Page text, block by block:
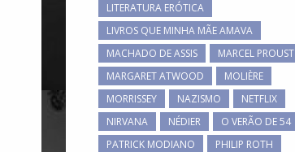
LITERATURA ERÓTICA
LIVROS QUE MINHA MÃE AMAVA
MACHADO DE ASSIS
MARCEL PROUST
MARGARET ATWOOD
MOLIÈRE
MORRISSEY
NAZISMO
NETFLIX
NIRVANA
NÉDIER
O VERÃO DE 54
PATRICK MODIANO
PHILIP ROTH